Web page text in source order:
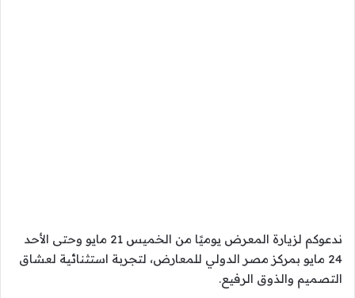
ندعوكم لزيارة المعرض يوميًا من الخميس 21 مايو وحتى الأحد
24 مايو بمركز مصر الدولي للمعارض، لتجربة استثنائية لعشاق
التصميم والذوق الرفيع.